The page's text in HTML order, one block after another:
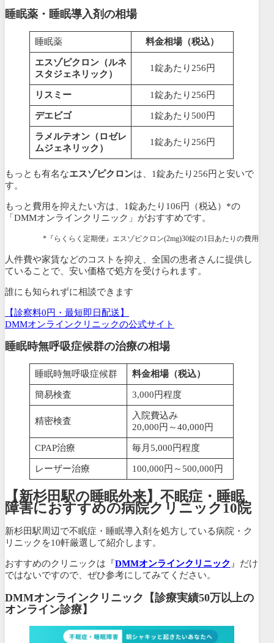
睡眠薬・睡眠導入剤の相場
睡眠薬 料金相場（税込）
エスゾピクロン（ルネ
スタジェネリック）
1錠あたり256円
リスミー 1錠あたり256円
デエビゴ 1錠あたり500円
ラメルテオン（ロゼレ
ムジェネリック）
1錠あたり256円
もっとも有名なエスゾピクロンは、1錠あたり256円と安いで
す。
もっと費用を抑えたい方は、 1錠あたり106円（税込）*の
「DMMオンラインクリニック」がおすすめです。
*『らくらく定期便』エスゾピクロン(2mg)30錠の1日あたりの費用
人件費や家賃などのコストを抑え、全国の患者さんに提供し
ている ことで、安い価格で処方を受けられます。
誰にも知られずに相談できます
【診察料0円・最短即日配送】
DMMオンラインクリニックの公式サイト
睡眠時無呼吸症候群の治療の相場
睡眠時無呼吸症候群 料金相場（税込）
簡易検査 3,000円程度
精密検査
入院費込み
20,000円～40,000円
CPAP治療 毎月5,000円程度
レーザー治療 100,000円～500,000円
【新杉田駅の睡眠外来】不眠症・睡眠
障害におすすめの病院クリニック10院
新杉田駅周辺で不眠症・睡眠導入剤を処方している病院・ク
リニックを10軒厳選して紹介します。
おすすめのクリニックは『DMMオンラインクリニック 』だけ
ではないですので、ぜひ参考にしてみてください。
DMMオンラインクリニック【診療実績50万以上の
オンライン診療】